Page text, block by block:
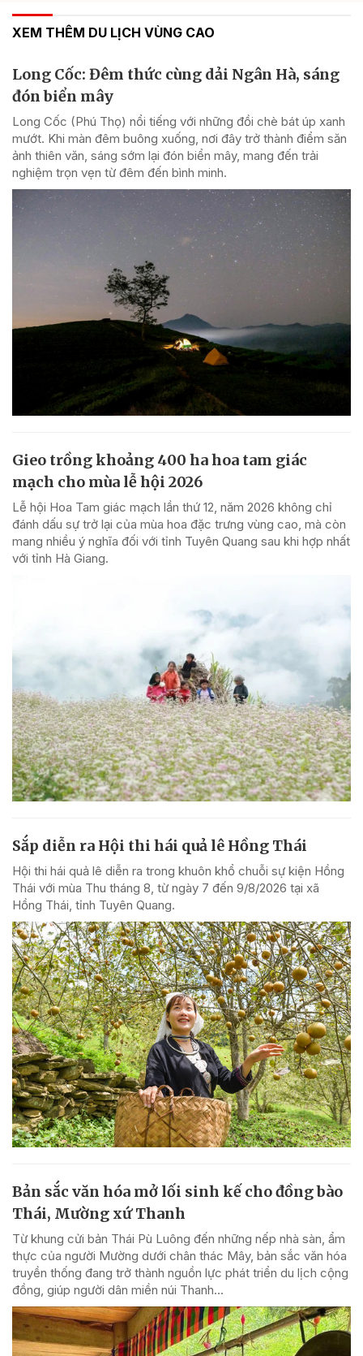
XEM THÊM DU LỊCH VÙNG CAO
Long Cốc: Đêm thức cùng dải Ngân Hà, sáng
đón biển mây
Long Cốc (Phú Thọ) nổi tiếng với những đồi chè bát úp xanh
mướt. Khi màn đêm buông xuống, nơi đây trở thành điểm săn
ảnh thiên văn, sáng sớm lại đón biển mây, mang đến trải
nghiệm trọn vẹn từ đêm đến bình minh.
Gieo trồng khoảng 400 ha hoa tam giác
mạch cho mùa lễ hội 2026
Lễ hội Hoa Tam giác mạch lần thứ 12, năm 2026 không chỉ
đánh dấu sự trở lại của mùa hoa đặc trưng vùng cao, mà còn
mang nhiều ý nghĩa đối với tỉnh Tuyên Quang sau khi hợp nhất
với tỉnh Hà Giang.
Sắp diễn ra Hội thi hái quả lê Hồng Thái
Hội thi hái quả lê diễn ra trong khuôn khổ chuỗi sự kiện Hồng
Thái với mùa Thu tháng 8, từ ngày 7 đến 9/8/2026 tại xã
Hồng Thái, tỉnh Tuyên Quang.
Bản sắc văn hóa mở lối sinh kế cho đồng bào
Thái, Mường xứ Thanh
Từ khung cửi bản Thái Pù Luông đến những nếp nhà sàn, ẩm
thực của người Mường dưới chân thác Mây, bản sắc văn hóa
truyền thống đang trở thành nguồn lực phát triển du lịch cộng
đồng, giúp người dân miền núi Thanh...